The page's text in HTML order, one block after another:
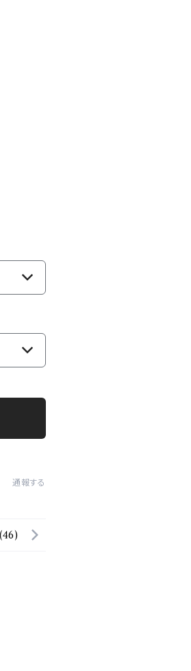
通報する
(46)